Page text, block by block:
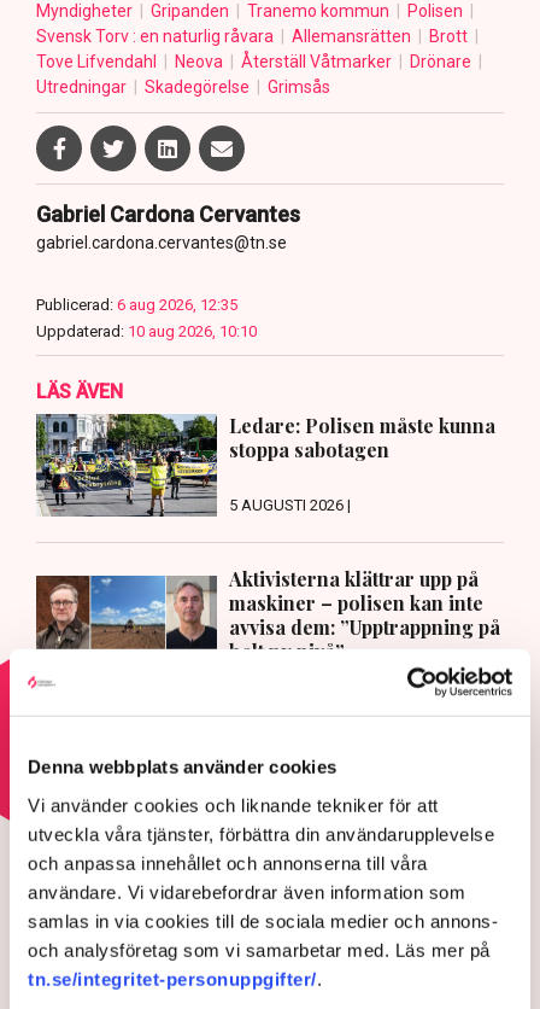
Denna webbplats använder cookies
Vi använder cookies och liknande tekniker för att
utveckla våra tjänster, förbättra din användarupplevelse
och anpassa innehållet och annonserna till våra
användare. Vi vidarebefordrar även information som
samlas in via cookies till de sociala medier och annons-
och analysföretag som vi samarbetar med. Läs mer på
tn.se/integritet-personuppgifter/.
Myndigheter Gripanden Tranemo kommun
Polisen
Svensk Torv : en naturlig råvara
Allemansrätten
Brott
Tove Lifvendahl
Neova Återställ Våtmarker
Drönare
Utredningar
Skadegörelse Grimsås
Gabriel Cardona Cervantes
gabriel.cardona.cervantes@tn.se
Publicerad: 6 aug 2026, 12:35
Uppdaterad: 10 aug 2026, 10:10
LÄS ÄVEN
Ledare: Polisen måste kunna
stoppa sabotagen
5 AUGUSTI 2026 |
Aktivisterna klättrar upp på
maskiner – polisen kan inte
avvisa dem: ”Upptrappning på
helt ny nivå”
HOTEN MOT ÄGANDERÄTTEN
Aktivisterna klättrar upp på
maskiner – polisen kan inte
avvisa dem: ”Upptrappning
på helt ny nivå”